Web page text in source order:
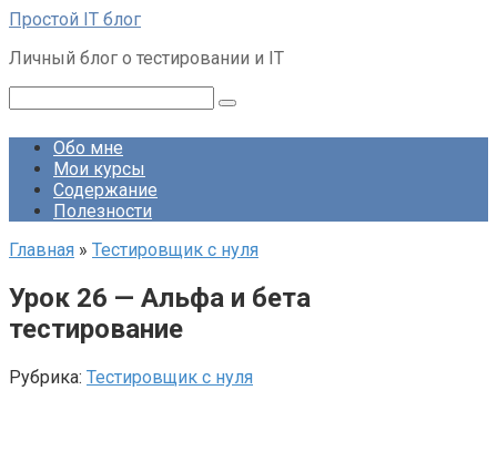
Перейти
контенту
Простой IT блог
Личный блог о тестировании и IT
Обо мне
Мои курсы
Содержание
Полезности
Главная » Тестировщик с нуля
Урок 26 — Альфа и бета
тестирование
Рубрика: Тестировщик с нуля